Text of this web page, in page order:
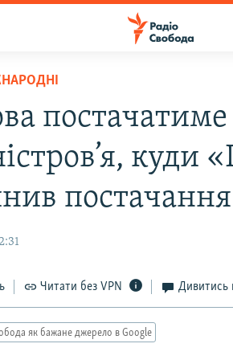
постачатиме
куди
постачання
Читати без VPN Дивитись
як бажане джерело в Google